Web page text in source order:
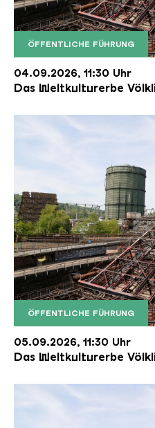
ÖFFENTLICHE FÜHRUNG
Der Erzschrägaufzug
Copyright:
04.09.2026, 11:30 Uhr
Das Weltkulturerbe
ÖFFENTLICHE FÜHRUNG
Der Erzschrägaufzug
Copyright:
05.09.2026, 11:30 Uhr
Das Weltkulturerbe